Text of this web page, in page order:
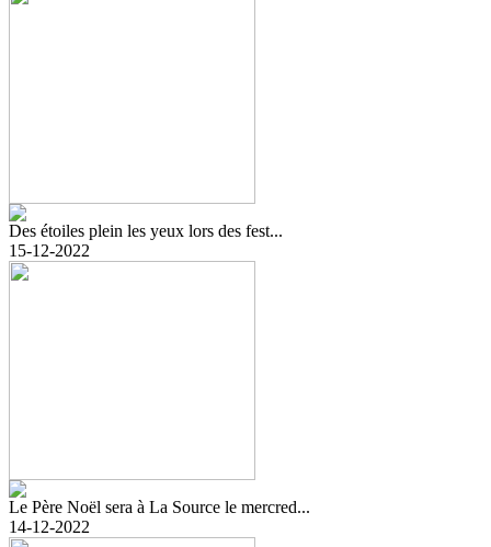
Des étoiles plein les yeux lors des fest...
15-12-2022
Le Père Noël sera à La Source le mercred...
14-12-2022